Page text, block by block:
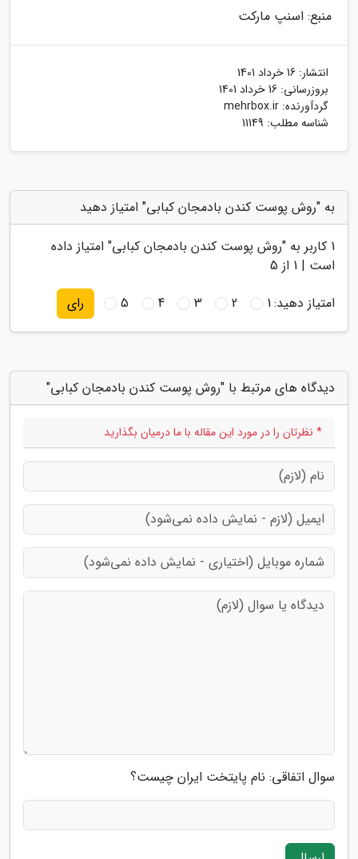
منبع: اسنپ مارکت
انتشار: 16 خرداد 1401
بروزرسانی: 16 خرداد 1401
گردآورنده: mehrbox.ir
شناسه مطلب: 11149
به "روش پوست کندن بادمجان کبابی" امتیاز دهید
1 کاربر به "روش پوست کندن بادمجان کبابی" امتیاز داده
است | 1 از 5
امتیاز دهید:1
2
3
4
5 رای
دیدگاه های مرتبط با "روش پوست کندن بادمجان کبابی"
* نظرتان را در مورد این مقاله با ما درمیان بگذارید
سوال اتفاقی: نام پایتخت ایران چیست؟